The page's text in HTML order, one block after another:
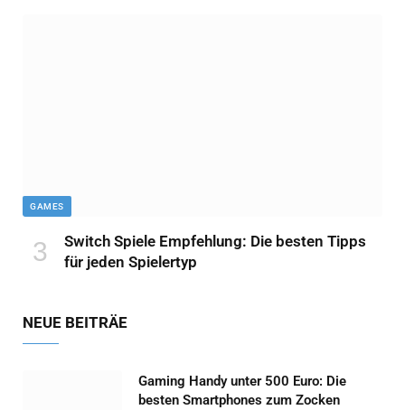
GAMES
Switch Spiele Empfehlung: Die besten Tipps
für jeden Spielertyp
NEUE BEITRÄE
Gaming Handy unter 500 Euro: Die
besten Smartphones zum Zocken